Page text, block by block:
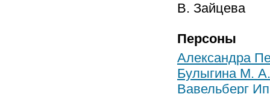
В. Зайцева
Персоны
Александра
Булыгина М. А.
Вавельберг